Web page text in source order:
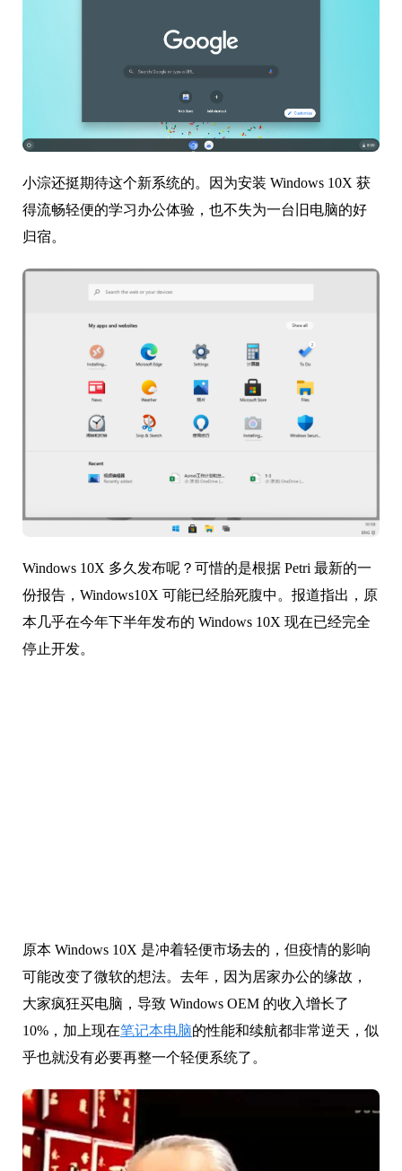
小淙还挺期待这个新系统的。因为安装 Windows 10X 获
得流畅轻便的学习办公体验，也不失为一台旧电脑的好
归宿。
Windows 10X 多久发布呢？可惜的是根据 Petri 最新的一
份报告，Windows10X 可能已经胎死腹中。报道指出，原
本几乎在今年下半年发布的 Windows 10X 现在已经完全
停止开发。
原本 Windows 10X 是冲着轻便市场去的，但疫情的影响
可能改变了微软的想法。去年，因为居家办公的缘故，
大家疯狂买电脑，导致 Windows OEM 的收入增长了
10%，加上现在笔记本电脑的性能和续航都非常逆天，似
乎也就没有必要再整一个轻便系统了。